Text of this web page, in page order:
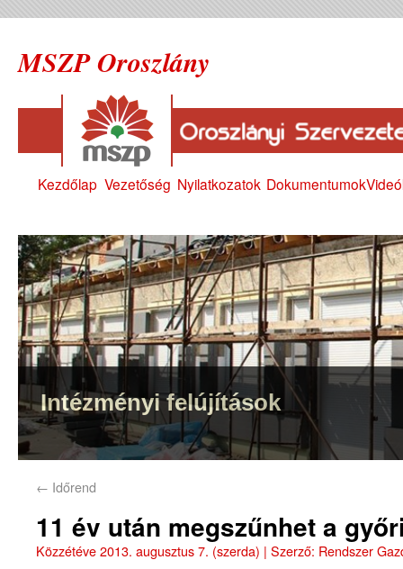
MSZP Oroszlány
Kezdőlap Vezetőség Nyilatkozatok Dokumentumok
Intézményi felújítások
← Időrend
11 év után megszűnhet a
Közzétéve2013. augusztus 7. (szerda) | Szerző: Rendszer